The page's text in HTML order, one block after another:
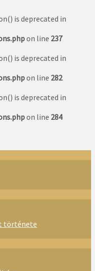
is deprecated in
on line 237
is deprecated in
on line 282
is deprecated in
on line 284
története